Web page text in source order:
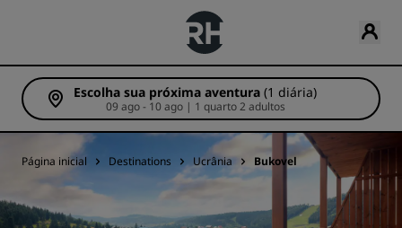
Escolha sua próxima aventura (1 diária)
09 ago - 10 ago | 1 quarto 2 adultos
Página inicial Destinations Ucrânia Bukovel